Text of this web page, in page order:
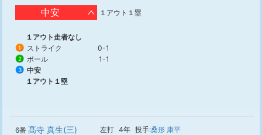
中安 １アウト１塁
１アウト走者なし
1 ストライク 0-1
2 ボール 1-1
3
中安
１アウト１塁
6番 髙寺 真生(三) 左打 4年 投手:桑形 康平